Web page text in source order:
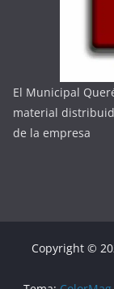
El Municipal
material
de la empresa
Copyright ©